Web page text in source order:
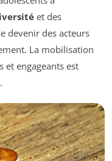
et des
devenir des acteurs
La mobilisation
et engageants est